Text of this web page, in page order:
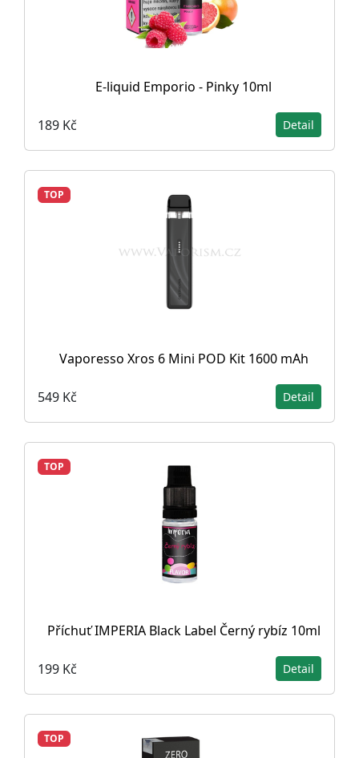
E-liquid Emporio - Pinky 10ml
189 Kč Detail
TOP
Vaporesso Xros 6 Mini POD Kit 1600 mAh
549 Kč Detail
TOP
Příchuť IMPERIA Black Label Černý rybíz 10ml
199 Kč Detail
TOP